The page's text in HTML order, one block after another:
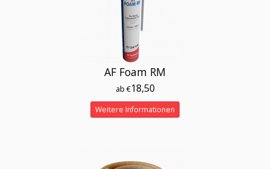
AF Foam RM
ab €18,50
Weitere Informationen